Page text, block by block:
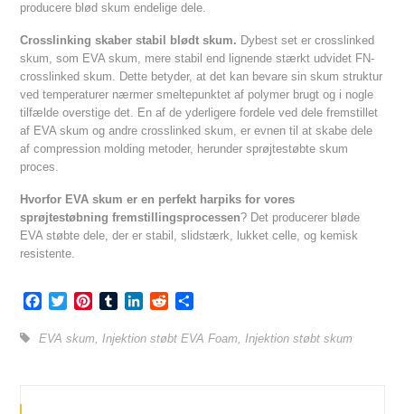
producere blød skum endelige dele.
Crosslinking skaber stabil blødt skum. Dybest set er crosslinked
skum, som EVA skum, mere stabil end lignende stærkt udvidet FN-
crosslinked skum. Dette betyder, at det kan bevare sin skum struktur
ved temperaturer nærmer smeltepunktet af polymer brugt og i nogle
tilfælde overstige det. En af de yderligere fordele ved dele fremstillet
af EVA skum og andre crosslinked skum, er evnen til at skabe dele
af compression molding metoder, herunder sprøjtestøbte skum
proces.
Hvorfor EVA skum er en perfekt harpiks for vores
sprøjtestøbning fremstillingsprocessen? Det producerer bløde
EVA støbte dele, der er stabil, slidstærk, lukket celle, og kemisk
resistente.
Facebook
TwitterPinterestTumblrLinkedInReddit
EVA skum,Injektion støbt EVA Foam,Injektion støbt skum